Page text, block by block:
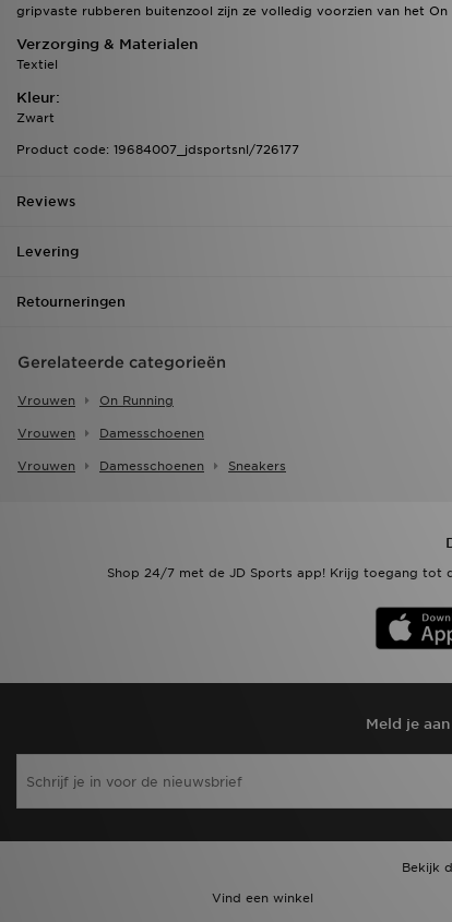
gripvaste rubberen buitenzool zijn ze volledig voorzien van het On
Verzorging & Materialen
Textiel
Kleur:
Zwart
Product code: 19684007_jdsportsnl/726177
Reviews
Levering
Retourneringen
Gerelateerde categorieën
Vrouwen On Running
Vrouwen Damesschoenen
Vrouwen Damesschoenen Sneakers
Shop 24/7 met de JD Sports app! Krijg toegang tot
Meld je
Bekijk
Vind een winkel